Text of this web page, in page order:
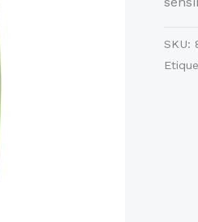
SKU: